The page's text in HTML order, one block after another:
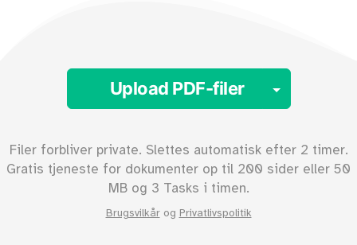
Upload PDF-filer Toggle
Filer forbliver private. Slettes automatisk efter 2 timer.
Gratis tjeneste for dokumenter op til 200 sider eller 50
MB og 3 Tasks i timen.
Brugsvilkårog Privatlivspolitik